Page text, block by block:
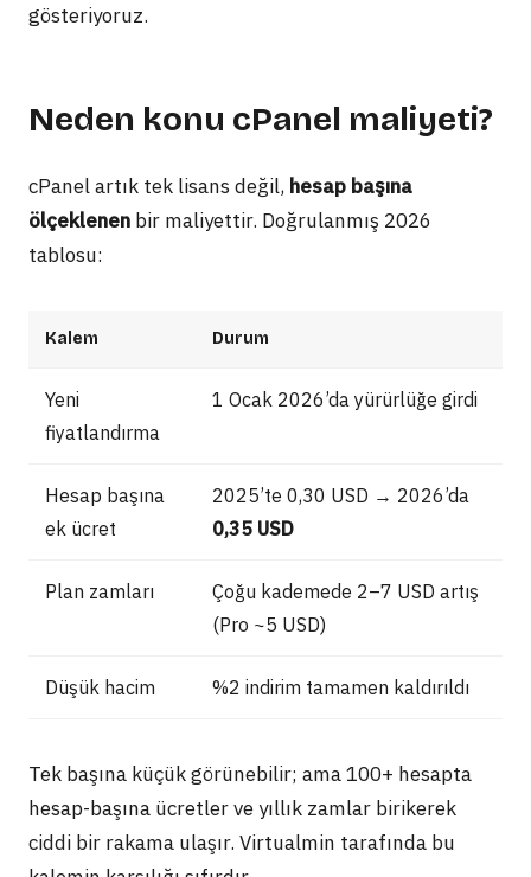
gösteriyoruz.
Neden konu cPanel maliyeti?
cPanel artık tek lisans değil, hesap başına
ölçeklenen bir maliyettir. Doğrulanmış 2026
tablosu:
Kalem Durum
Yeni
fiyatlandırma
1 Ocak 2026’da yürürlüğe girdi
Hesap başına
ek ücret
2025’te 0,30 USD → 2026’da
0,35 USD
Plan zamları
Çoğu kademede 2–7 USD artış
(Pro ~5 USD)
Düşük hacim %2 indirim tamamen kaldırıldı
Tek başına küçük görünebilir; ama 100+ hesapta
hesap-başına ücretler ve yıllık zamlar birikerek
ciddi bir rakama ulaşır. Virtualmin tarafında bu